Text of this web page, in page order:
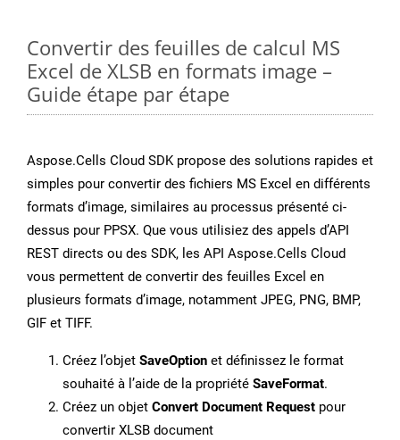
Convertir des feuilles de calcul MS
Excel de XLSB en formats image –
Guide étape par étape
Aspose.Cells Cloud SDK propose des solutions rapides et
simples pour convertir des fichiers MS Excel en différents
formats d’image, similaires au processus présenté ci-
dessus pour PPSX. Que vous utilisiez des appels d’API
REST directs ou des SDK, les API Aspose.Cells Cloud
vous permettent de convertir des feuilles Excel en
plusieurs formats d’image, notamment JPEG, PNG, BMP,
GIF et TIFF.
Créez l’objet SaveOption et définissez le format
souhaité à l’aide de la propriété SaveFormat.
Créez un objet Convert Document Request pour
convertir XLSB document